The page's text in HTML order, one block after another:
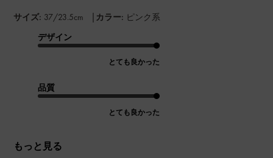
サイズ: 37/23.5cm | カラー: ピンク系
デザイン
とても良かった
品質
とても良かった
もっと見る